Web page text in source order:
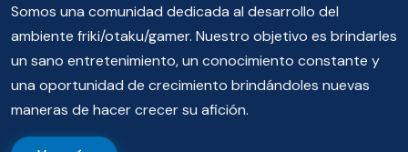
Somos una comunidad dedicada al desarrollo del
ambiente friki/otaku/gamer. Nuestro objetivo es brindarles
un sano entretenimiento, un conocimiento constante y
una oportunidad de crecimiento brindándoles nuevas
maneras de hacer crecer su afición.